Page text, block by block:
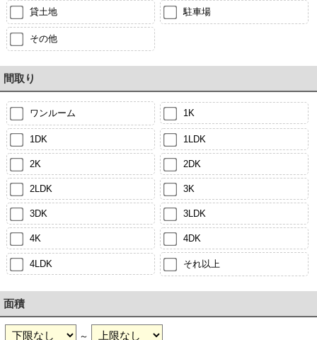
貸土地 駐車場
その他
間取り
ワンルーム 1K
1DK 1LDK
2K 2DK
2LDK 3K
3DK 3LDK
4K 4DK
4LDK それ以上
面積
～